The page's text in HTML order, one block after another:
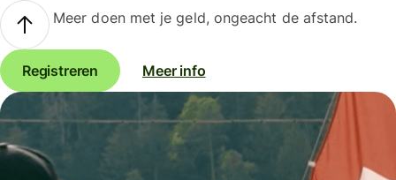
Meer doen met je geld, ongeacht de afstand.
Registreren Meer info